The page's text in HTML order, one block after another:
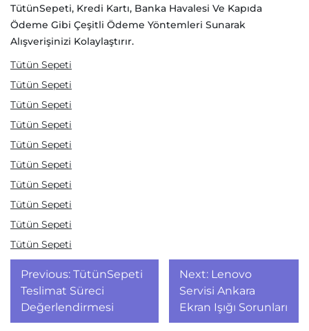
TütünSepeti, Kredi Kartı, Banka Havalesi Ve Kapıda
Ödeme Gibi Çeşitli Ödeme Yöntemleri Sunarak
Alışverişinizi Kolaylaştırır.
Tütün Sepeti
Tütün Sepeti
Tütün Sepeti
Tütün Sepeti
Tütün Sepeti
Tütün Sepeti
Tütün Sepeti
Tütün Sepeti
Tütün Sepeti
Tütün Sepeti
Yazı
gezinmesi
Previous: TütünSepeti
Teslimat Süreci
Değerlendirmesi
Next: Lenovo
Servisi Ankara
Ekran Işığı Sorunları